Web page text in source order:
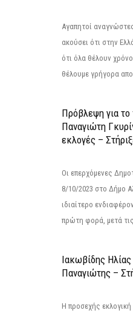
Αγαπητοί
ακούσει ότι στην
ότι όλα θέλουν
θέλουμε γρήγορα
Πρόβλεψη για
Παναγιώτη
εκλογές –
Οι επερχόμενες
8/10/2023 στο Δήμο
ιδιαίτερο
πρώτη φορά, μετά τις
Ιακωβίδης
Παναγιώτης –
Η προσεχής